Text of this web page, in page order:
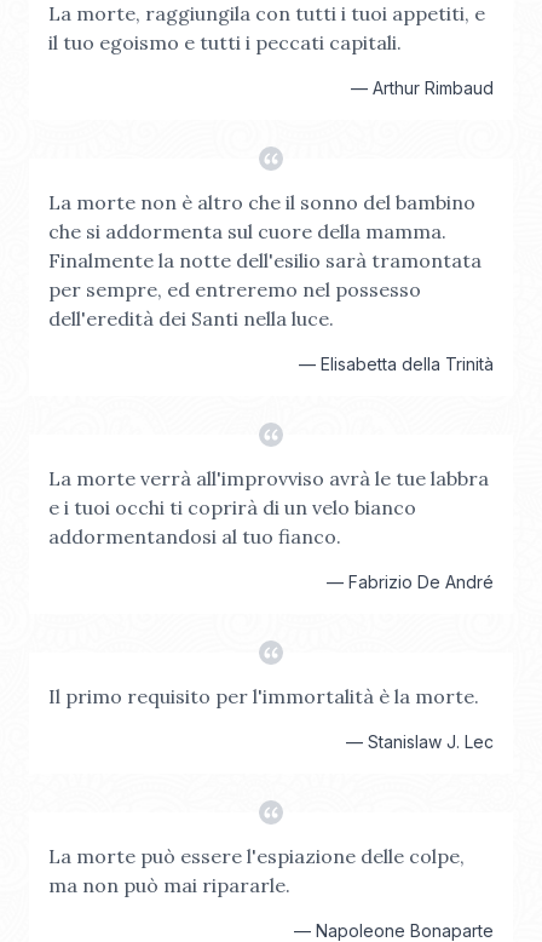
La morte, raggiungila con tutti i tuoi appetiti, e
il tuo egoismo e tutti i peccati capitali.
— Arthur Rimbaud
La morte non è altro che il sonno del bambino
che si addormenta sul cuore della mamma.
Finalmente la notte dell'esilio sarà tramontata
per sempre, ed entreremo nel possesso
dell'eredità dei Santi nella luce.
— Elisabetta della Trinità
La morte verrà all'improvviso avrà le tue labbra
e i tuoi occhi ti coprirà di un velo bianco
addormentandosi al tuo fianco.
— Fabrizio De André
Il primo requisito per l'immortalità è la morte.
— Stanislaw J. Lec
La morte può essere l'espiazione delle colpe,
ma non può mai ripararle.
— Napoleone Bonaparte